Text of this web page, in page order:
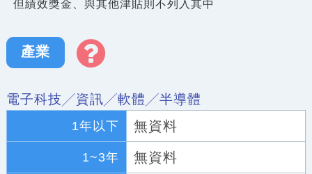
但績效獎金、與其他津貼則不列入其中
產業
電子科技╱資訊╱軟體╱半導體
1年以下 無資料
1~3年 無資料